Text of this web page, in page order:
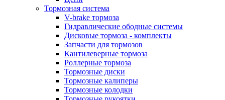
Тормозная система
V-brake тормоза
Гидравлические ободные системы
Дисковые тормоза - комплекты
Запчасти для тормозов
Кантилеверные тормоза
Роллерные тормоза
Тормозные диски
Тормозные калиперы
Тормозные колодки